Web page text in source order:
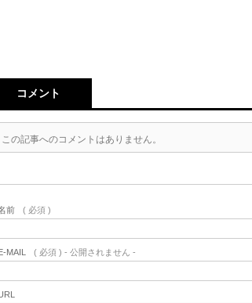
コメント
この記事へのコメントはありません。
前 ( 必須 )
MAIL ( 必須 ) - 公開されません -